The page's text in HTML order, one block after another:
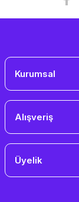
Kurumsal
Alışveriş
Üyelik